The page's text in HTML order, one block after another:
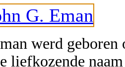
werd
liefkozende